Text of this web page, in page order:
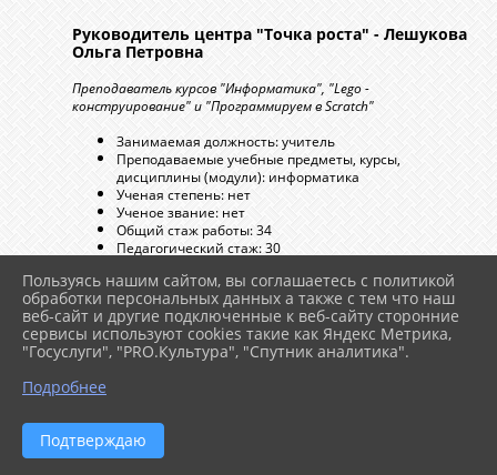
Руководитель центра "Точка роста" - Лешукова
Ольга Петровна
Преподаватель курсов "Информатика", "Lego -
конструирование" и "Программируем в Sсratch"
Занимаемая должность: учитель
Преподаваемые учебные предметы, курсы,
дисциплины (модули): информатика
Ученая степень: нет
Ученое звание: нет
Общий стаж работы: 34
Педагогический стаж: 30
Уровень образования: высшее
Квалификация: учитель
Направление подготовки и/или специальность:
математика
Категория: высшая категория
Пользуясь нашим сайтом, вы соглашаетесь с политикой
обработки персональных данных а также с тем что наш
веб-сайт и другие подключенные к веб-сайту сторонние
сервисы используют cookies такие как Яндекс Метрика,
"Госуслуги", "PRO.Культура", "Спутник аналитика".
Подробнее
Подтверждаю